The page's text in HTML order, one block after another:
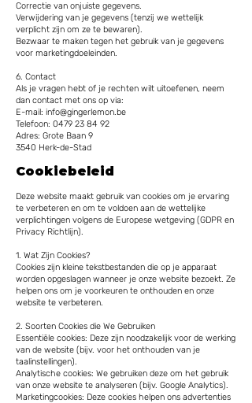
Correctie van onjuiste gegevens.
Verwijdering van je gegevens (tenzij we wettelijk
verplicht zijn om ze te bewaren).
Bezwaar te maken tegen het gebruik van je gegevens
voor marketingdoeleinden.
6. Contact
Als je vragen hebt of je rechten wilt uitoefenen, neem
dan contact met ons op via:
E-mail: info@gingerlemon.be
Telefoon: 0479 23 84 92
Adres: Grote Baan 9
3540 Herk-de-Stad
Cookiebeleid
Deze website maakt gebruik van cookies om je ervaring
te verbeteren en om te voldoen aan de wettelijke
verplichtingen volgens de Europese wetgeving (GDPR en
Privacy Richtlijn).
1. Wat Zijn Cookies?
Cookies zijn kleine tekstbestanden die op je apparaat
worden opgeslagen wanneer je onze website bezoekt. Ze
helpen ons om je voorkeuren te onthouden en onze
website te verbeteren.
2. Soorten Cookies die We Gebruiken
Essentiële cookies: Deze zijn noodzakelijk voor de werking
van de website (bijv. voor het onthouden van je
taalinstellingen).
Analytische cookies: We gebruiken deze om het gebruik
van onze website te analyseren (bijv. Google Analytics).
Marketingcookies: Deze cookies helpen ons advertenties